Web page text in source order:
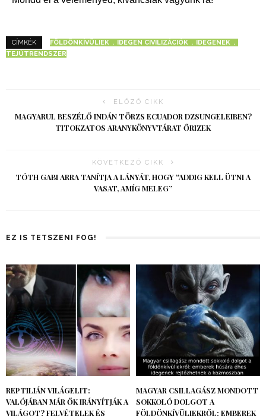
CÍMKÉK FÖLDÖNKÍVÜLIEK IDEGEN CIVILIZÁCIÓK
IDEGENEK
TEJÚTRENDSZER
ELŐZŐ CIKK
MAGYARUL BESZÉLŐ INDÁN TÖRZS ECUADOR DZSUNGELEIBEN?
TITOKZATOS ARANYKÖNYVTÁRAT ŐRIZEK
KÖVETKEZŐ CIKK
TÓTH GABI ARRA TANÍTJA A LÁNYÁT, HOGY “ADDIG KELL ÜTNI A
VASAT, AMÍG MELEG”
EZ IS TETSZENI FOG!
REPTILIÁN VILÁGELIT:
VALÓJÁBAN MÁR ŐK IRÁNYÍTJÁK A
VILÁGOT? FELVÉTELEK ÉS
MAGYAR CSILLAGÁSZ MONDOTT
SOKKOLÓ DOLGOT A
FÖLDÖNKÍVÜLIEKRŐL: EMBEREK